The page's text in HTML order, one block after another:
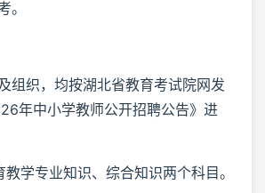
。
组织，均按湖北省教育考试院网发
年中小学教师公开招聘公告》进
教学专业知识、综合知识两个科目。